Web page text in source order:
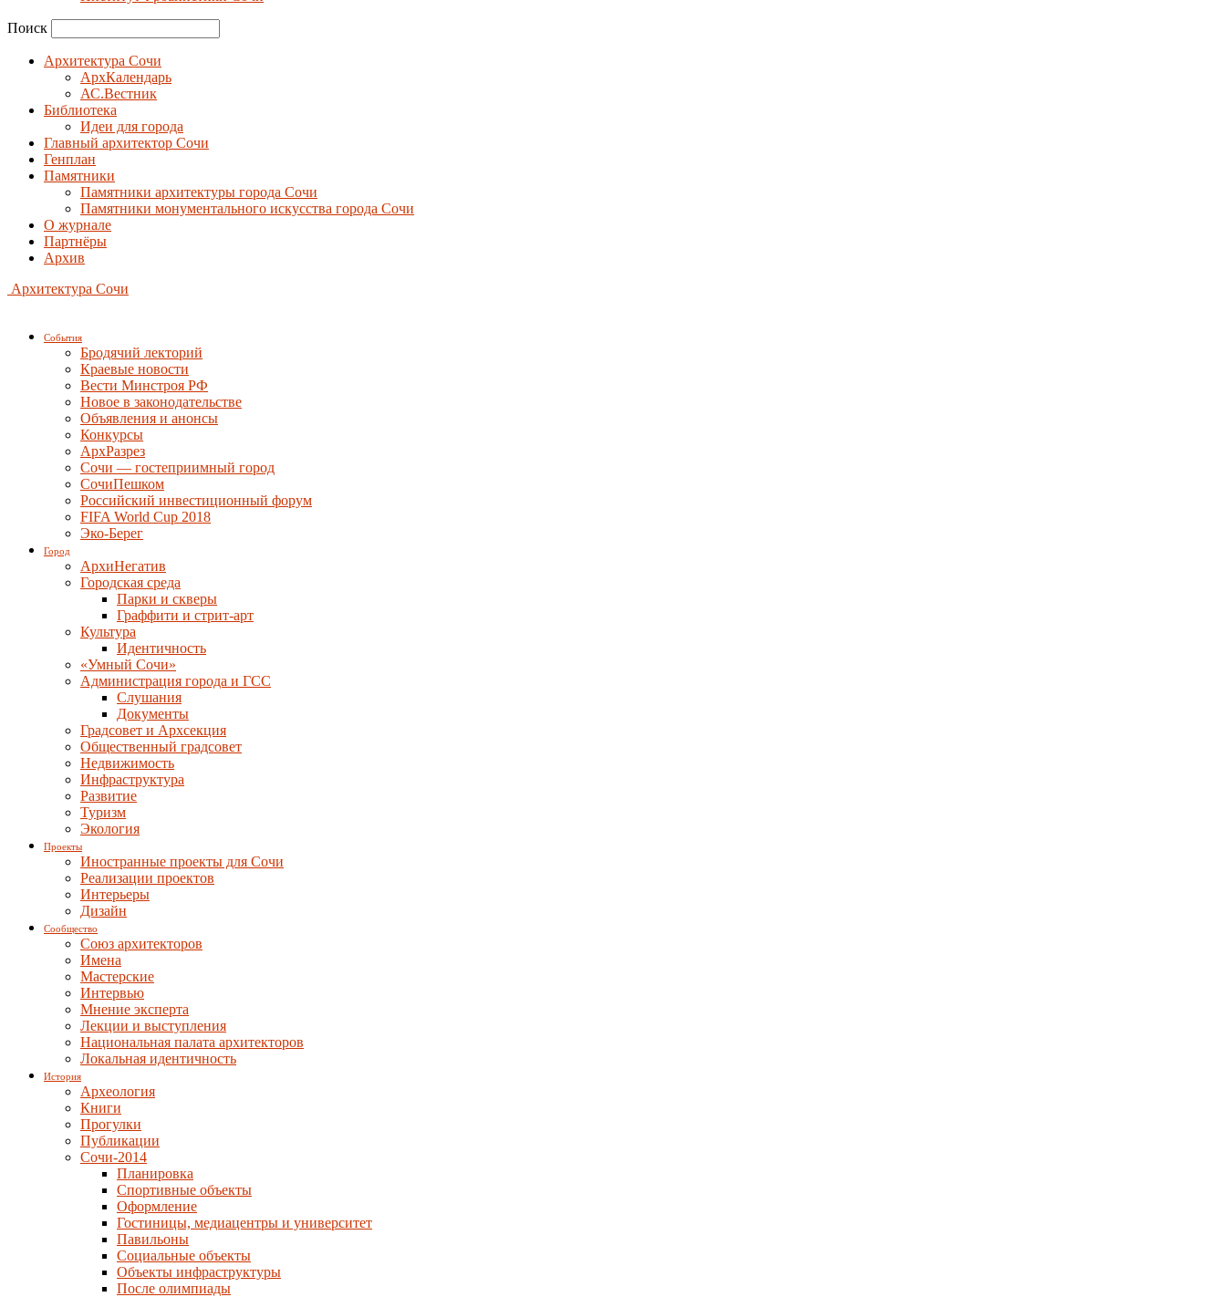
Поиск
Архитектура Сочи
АрхКалендарь
АС.Вестник
Библиотека
Идеи для города
Главный архитектор Сочи
Генплан
Памятники
Памятники архитектуры города Сочи
Памятники монументального искусства города Сочи
О журнале
Партнёры
Архив
Архитектура Сочи
События
Бродячий лекторий
Краевые новости
Вести Минстроя РФ
Новое в законодательстве
Объявления и анонсы
Конкурсы
АрхРазрез
Сочи — гостеприимный город
СочиПешком
Российский инвестиционный форум
FIFA World Cup 2018
Эко-Берег
Город
АрхиНегатив
Городская среда
Парки и скверы
Граффити и стрит-арт
Культура
Идентичность
«Умный Сочи»
Администрация города и ГСС
Слушания
Документы
Градсовет и Архсекция
Общественный градсовет
Недвижимость
Инфраструктура
Развитие
Туризм
Экология
Проекты
Иностранные проекты для Сочи
Реализации проектов
Интерьеры
Дизайн
Сообщество
Союз архитекторов
Имена
Мастерские
Интервью
Мнение эксперта
Лекции и выступления
Национальная палата архитекторов
Локальная идентичность
История
Археология
Книги
Прогулки
Публикации
Сочи-2014
Планировка
Спортивные объекты
Оформление
Гостиницы, медиацентры и университет
Павильоны
Социальные объекты
Объекты инфраструктуры
После олимпиады